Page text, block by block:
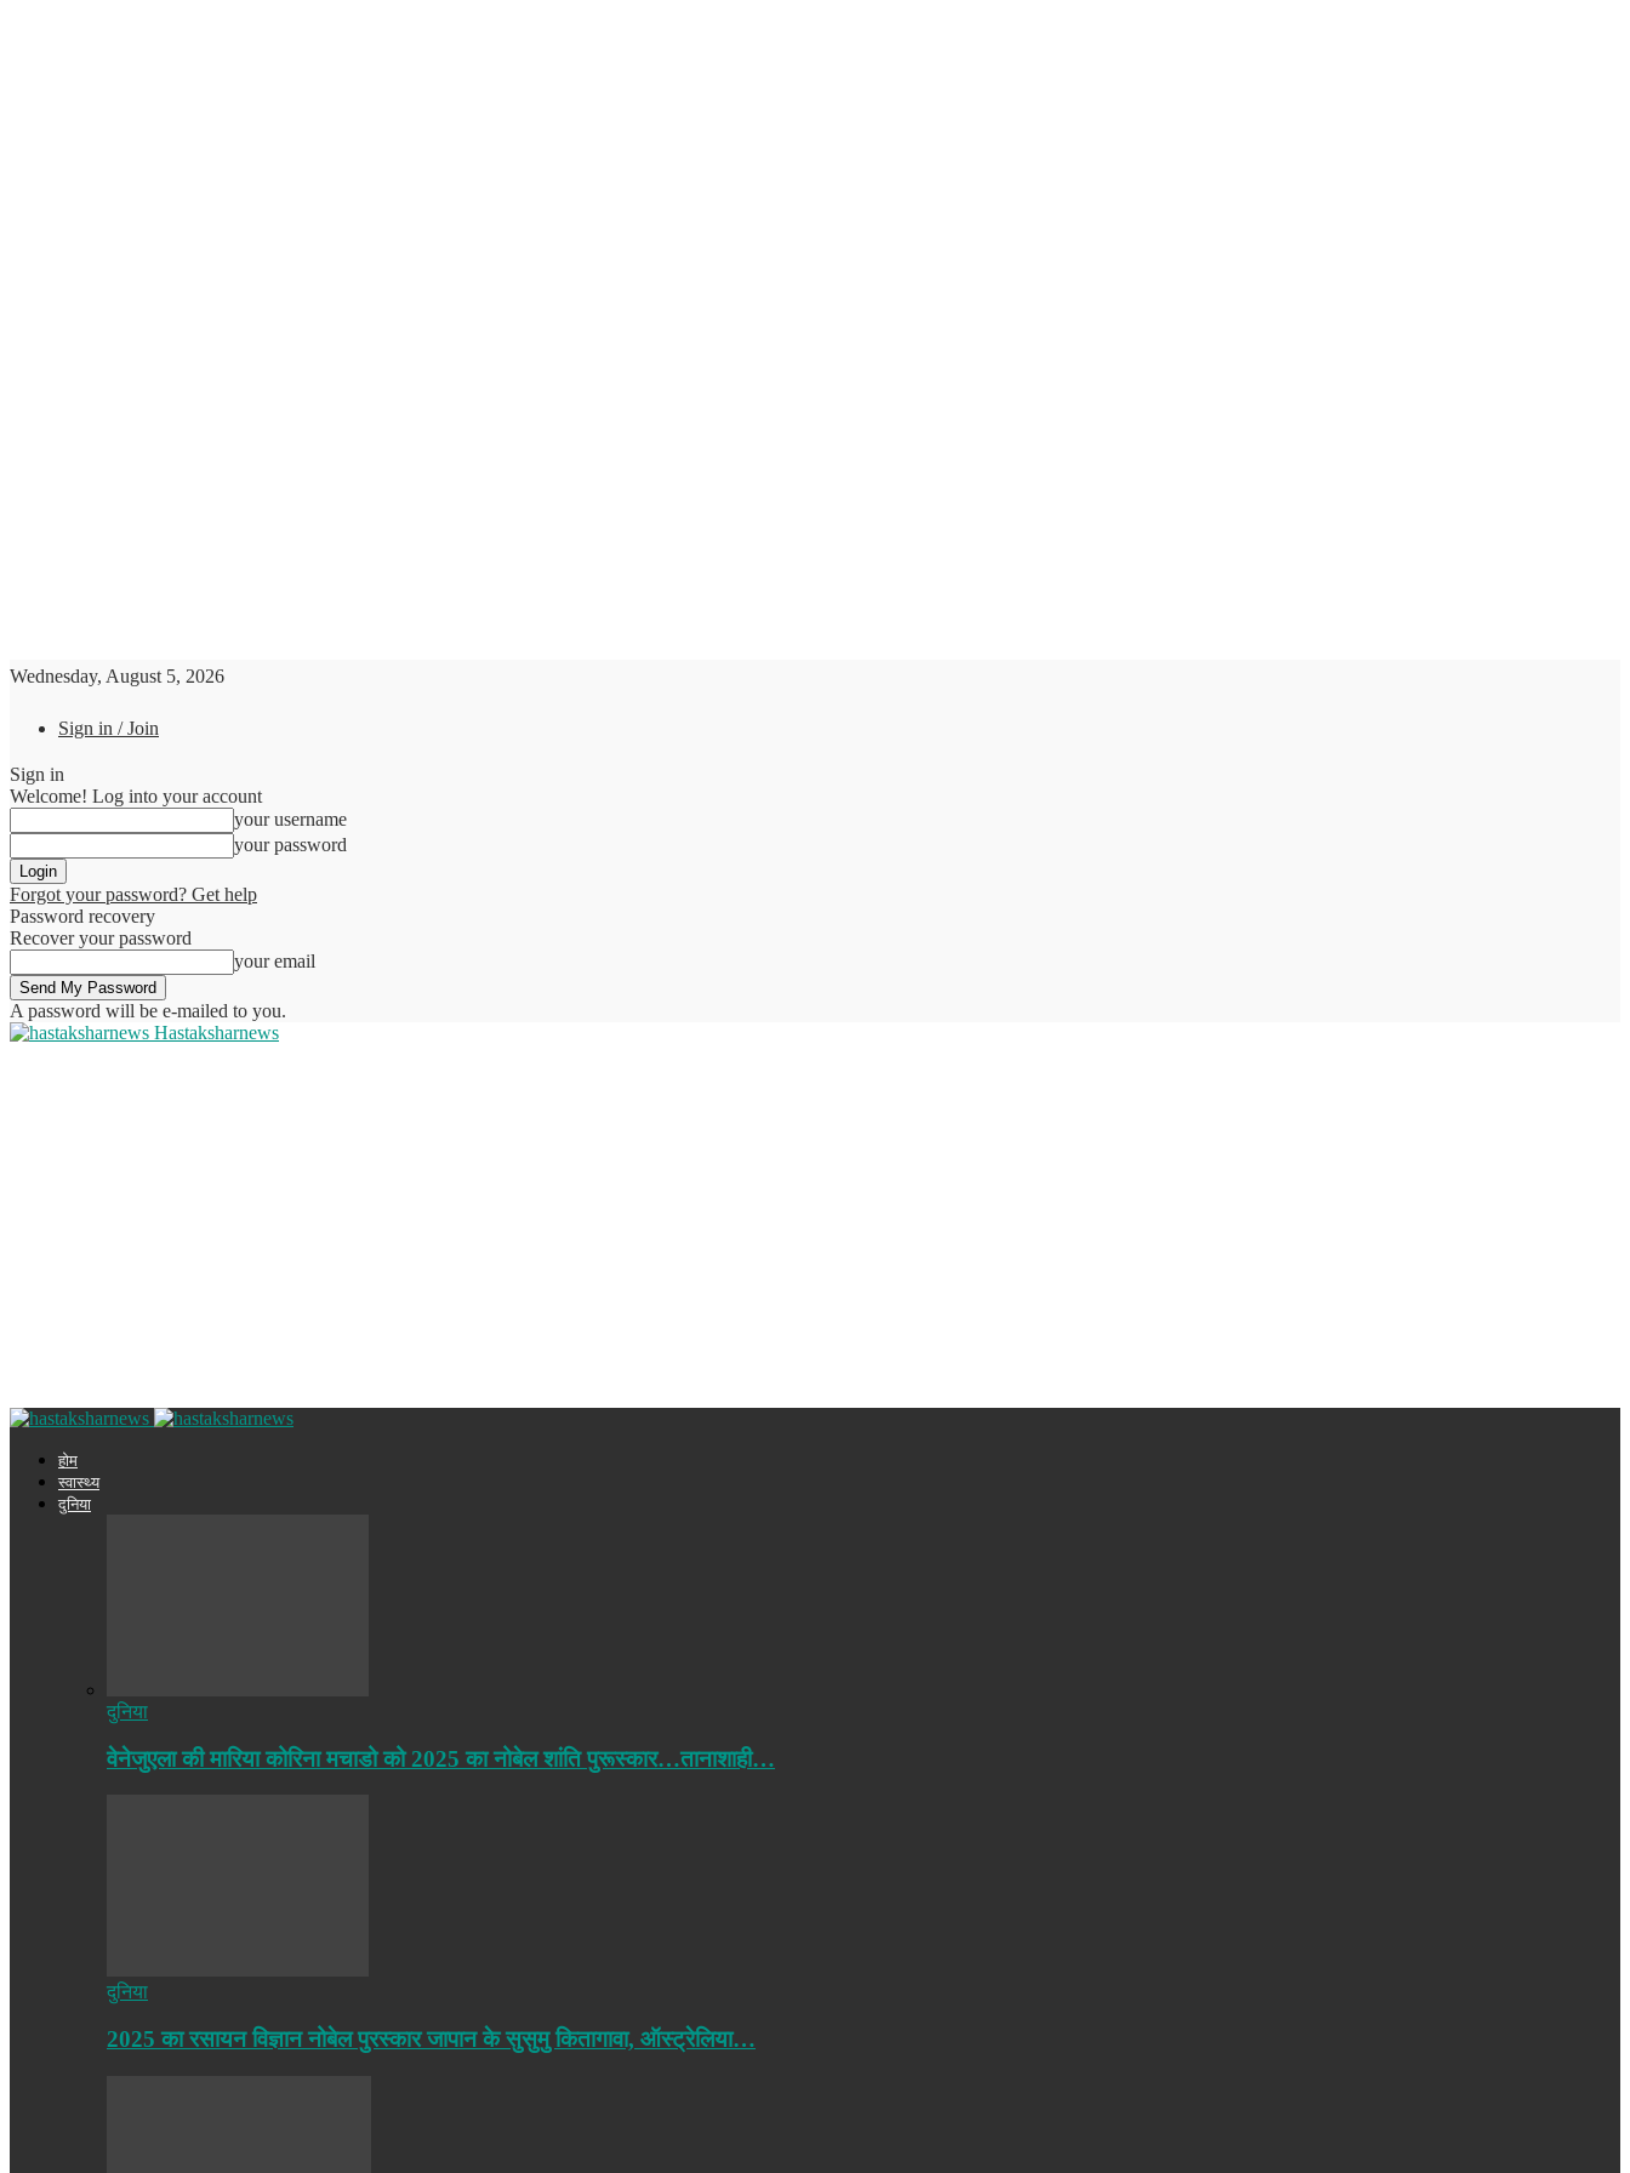
Wednesday, August 5, 2026
Sign in / Join
Sign in
Welcome! Log into your account
your username
your password
Forgot your password? Get help
Password recovery
Recover your password
your email
A password will be e-mailed to you.
Hastaksharnews
होम
स्वास्थ्य
दुनिया
दुनिया
वेनेजुएला की मारिया कोरिना मचाडो को 2025 का नोबेल शांति पुरूस्कार…तानाशाही…
दुनिया
2025 का रसायन विज्ञान नोबेल पुरस्कार जापान के सुसुमु कितागावा, ऑस्ट्रेलिया…